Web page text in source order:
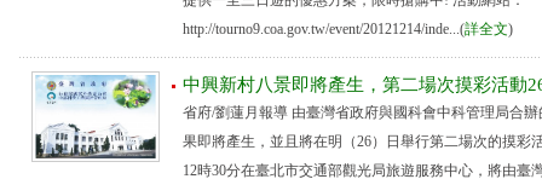
http://tourno9.coa.gov.tw/event/20121214/inde...(詳全文)
中興新村八景即將產生，第二場次摸彩活動
省府/劉蓮月報導 由臺灣省政府與國科會中科管理局合
果即將產生，並且將在明（26）日舉行第二場次的摸彩
12時30分在臺北市交通部觀光局旅遊服務中心，將由臺